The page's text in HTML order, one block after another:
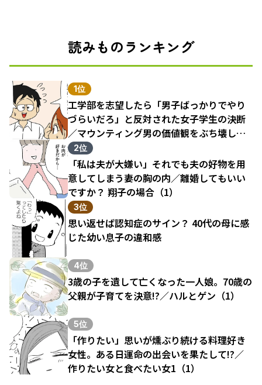
読みものランキング
1位
工学部を志望したら「男子ばっかりでやり
づらいだろ」と反対された女子学生の決断
／マウンティング男の価値観をぶち壊した
結果（1）
2位
「私は夫が大嫌い」それでも夫の好物を用
意してしまう妻の胸の内／離婚してもいい
ですか？ 翔子の場合（1）
3位
思い返せば認知症のサイン？ 40代の母に感
じた幼い息子の違和感
4位
3歳の子を遺して亡くなった一人娘。70歳の
父親が子育てを決意!?／ハルとゲン（1）
5位
「作りたい」思いが燻ぶり続ける料理好き
女性。ある日運命の出会いを果たして!?／
作りたい女と食べたい女1（1）